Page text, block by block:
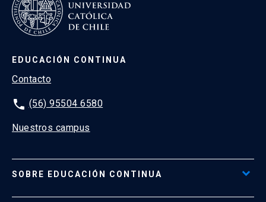
EDUCACIÓN CONTINUA
Contacto
phone (56) 95504 6580
Nuestros campus
SOBRE EDUCACIÓN CONTINUA